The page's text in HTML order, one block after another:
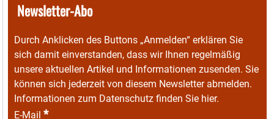
Newsletter-Abo
Durch Anklicken des Buttons „Anmelden“ erklären Sie
sich damit einverstanden, dass wir Ihnen regelmäßig
unsere aktuellen Artikel und Informationen zusenden. Sie
können sich jederzeit von diesem Newsletter abmelden.
Informationen zum Datenschutz finden Sie hier.
E-Mail *